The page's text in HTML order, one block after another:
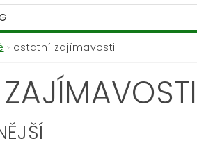
ostatní zajímavosti